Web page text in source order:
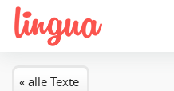
« alle Texte